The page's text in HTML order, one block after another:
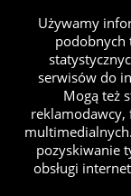
Używamy
podobnych
serwisów do
Mogą też
reklamodawcy,
pozyskiwanie
obsługi